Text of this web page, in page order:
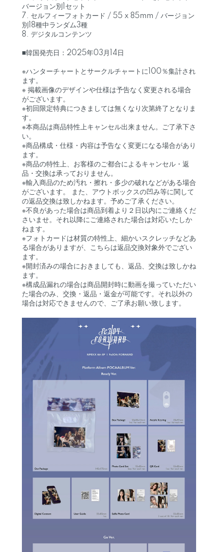
バージョン別1セット
7. セルフィーフォトカード / 55 x 85mm / バージョン
別18種中ランダム3種
8. デジタルコンテンツ
■韓国発売日：2025年03月14日
※ハンターチャートとサークルチャートに100％集計され
ます。
※ 掲載画像のデザインや仕様は予告なく変更される場合
がございます。
※初回限定特典につきましては無くなり次第終了となりま
す。
※本商品は商品特性上キャンセル出来ません。ご了承下さ
い。
※商品構成・仕様・内容は予告なく変更になる場合があり
ます。
※商品の特性上、お客様のご都合によるキャンセル・返
品・交換は承っておりません。
※輸入商品のため汚れ・擦れ・多少の破れなどがある場合
がございます。 また、アウトボックスの凹み等に関して
の返品交換は致しかねます。予めご了承ください。
※不良があった場合は商品到着より２日以内にご連絡くだ
さいませ。それ以降にご連絡された場合は対応いたしか
ねます。
※フォトカードは材質の特性上、細かいスクレッチなどあ
る場合がありますが、こちらは返品交換対象外でござい
ます。
※開封済みの場合におきましても、返品、交換は致しかね
ます。
※構成品漏れの場合は商品開封時に動画を撮っていただい
た場合のみ、交換・返品・返金が可能です。それ以外の
場合は対応できませんので、ご了承お願い致します。